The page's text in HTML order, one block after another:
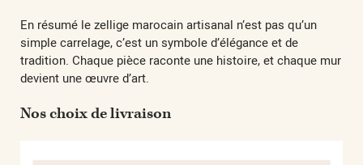
En résumé le zellige marocain artisanal n’est pas qu’un
simple carrelage, c’est un symbole d’élégance et de
tradition. Chaque pièce raconte une histoire, et chaque mur
devient une œuvre d’art.
Nos choix de livraison